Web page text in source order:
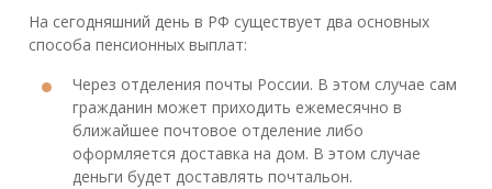
На сегодняшний день в РФ существует два основных
способа пенсионных выплат:
Через отделения почты России. В этом случае сам
гражданин может приходить ежемесячно в
ближайшее почтовое отделение либо
оформляется доставка на дом. В этом случае
деньги будет доставлять почтальон.